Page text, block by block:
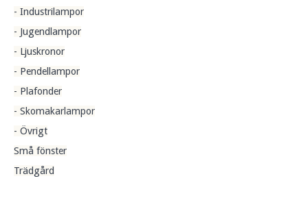
- Industrilampor
- Jugendlampor
- Ljuskronor
- Pendellampor
- Plafonder
- Skomakarlampor
- Övrigt
Små fönster
Trädgård